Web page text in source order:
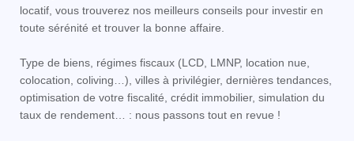
locatif, vous trouverez nos meilleurs conseils pour investir en
toute sérénité et trouver la bonne affaire.
Type de biens, régimes fiscaux (LCD, LMNP, location nue,
colocation, coliving…), villes à privilégier, dernières tendances,
optimisation de votre fiscalité, crédit immobilier, simulation du
taux de rendement… : nous passons tout en revue !